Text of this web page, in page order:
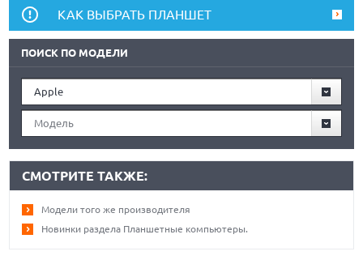
КАК ВЫБРАТЬ ПЛАНШЕТ
ПОИСК ПО МОДЕЛИ
Apple
Модель
СМОТРИТЕ ТАКЖЕ:
Модели того же производителя
Новинки раздела Планшетные компьютеры.